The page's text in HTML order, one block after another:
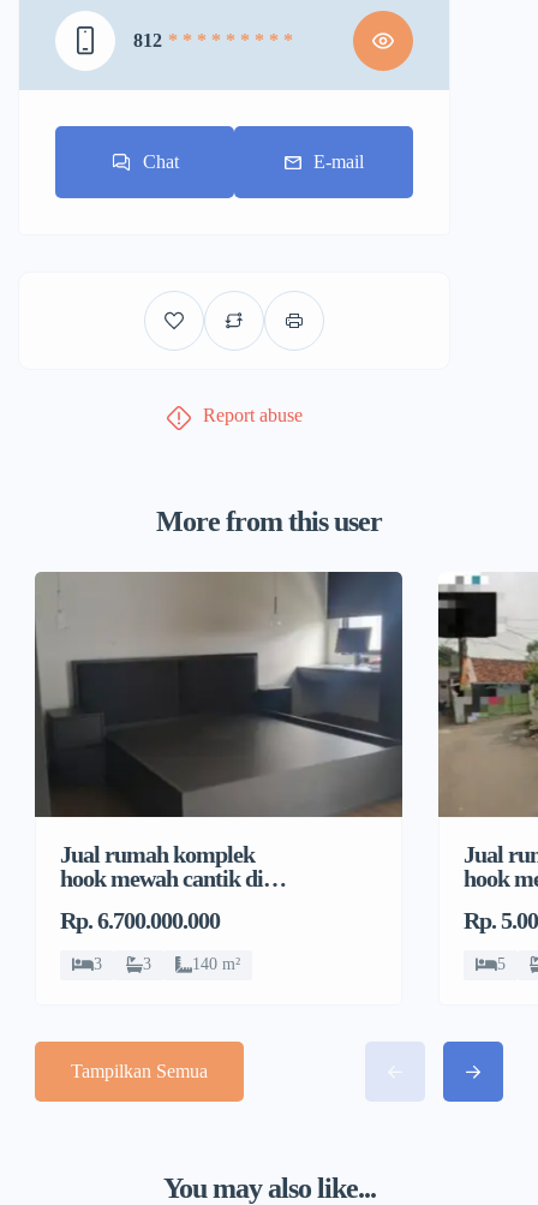
812 * * * * * * * * *
Chat E-mail
Report abuse
More from this user
Jual rumah komplek
hook mewah cantik di
Sawit
Rp. 6.700.000.000
3 3 140 m²
Jual
hook
Sawit
Rp.
5
Tampilkan Semua
You may also like...